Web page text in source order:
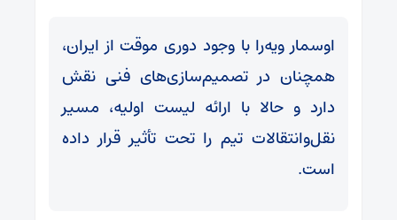
اوسمار ویه‌را با وجود دوری موقت از ایران،
همچنان در تصمیم‌سازی‌های فنی نقش
دارد و حالا با ارائه لیست اولیه، مسیر
نقل‌وانتقالات تیم را تحت تأثیر قرار داده
است.